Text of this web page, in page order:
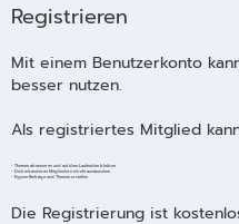
Registrieren
Mit einem Benutzerkonto
besser nutzen.
Als registriertes Mitglied
- Themen abonnieren und auf dem Laufenden bleiben
- Dich mit anderen Mitgliedern direkt austauschen
- Eigene Beiträge und Themen erstellen
Die Registrierung ist